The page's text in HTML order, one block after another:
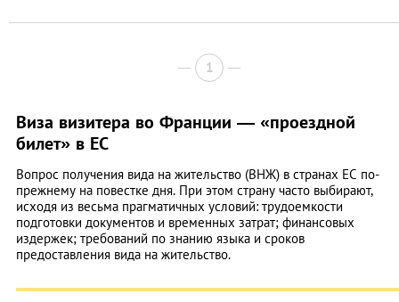
1
Виза визитера во Франции — «проездной
билет» в ЕС
Вопрос получения вида на жительство (ВНЖ) в странах ЕС по-
прежнему на повестке дня. При этом страну часто выбирают,
исходя из весьма прагматичных условий: трудоемкости
подготовки документов и временных затрат; финансовых
издержек; требований по знанию языка и сроков
предоставления вида на жительство.